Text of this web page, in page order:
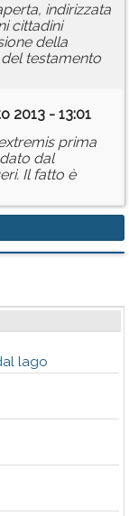
indirizzata
cittadini
della
testamento
2013 - 13:01
prima
dal
Il fatto è
lago